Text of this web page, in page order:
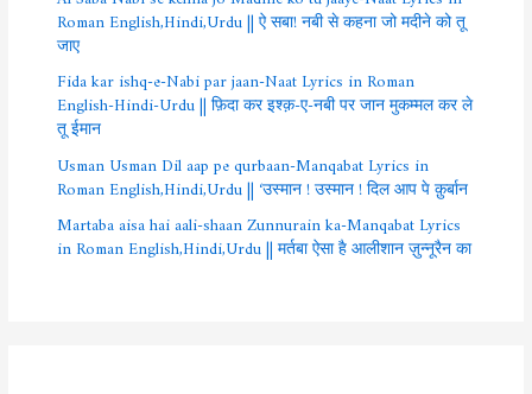
Roman English,Hindi,Urdu || ऐ सबा! नबी से कहना जो मदीने को तू
जाए
Fida kar ishq-e-Nabi par jaan-Naat Lyrics in Roman
English-Hindi-Urdu || फ़िदा कर इश्क़-ए-नबी पर जान मुकम्मल कर ले
तू ईमान
Usman Usman Dil aap pe qurbaan-Manqabat Lyrics in
Roman English,Hindi,Urdu || ‘उस्मान ! उस्मान ! दिल आप पे क़ुर्बान
Martaba aisa hai aali-shaan Zunnurain ka-Manqabat Lyrics
in Roman English,Hindi,Urdu || मर्तबा ऐसा है आलीशान ज़ुन्नूरैन का